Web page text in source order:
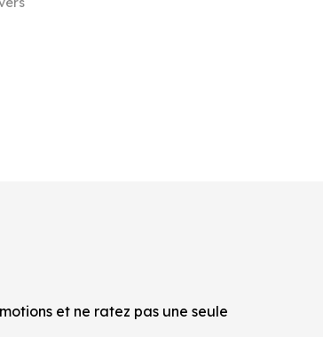
et ne ratez pas une seule